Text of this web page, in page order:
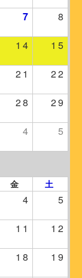
7 8
14 15
21 22
28 29
4 5
金 土
4 5
11 12
18 19